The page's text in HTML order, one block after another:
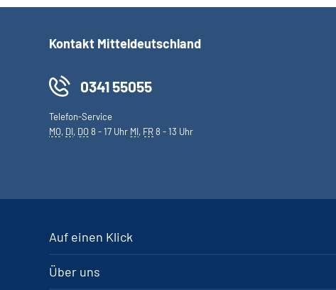
Kontakt Mitteldeutschland
0341 55055
Telefon-Service
MO, DI, DO8 - 17 Uhr MI, FR8 - 13 Uhr
Auf einen Klick
Über uns